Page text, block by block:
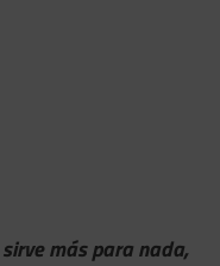
más para nada,